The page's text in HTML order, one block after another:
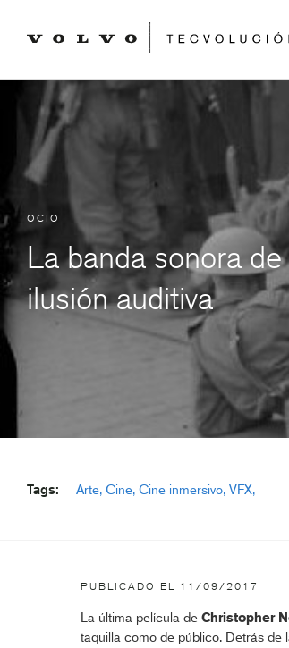
OCIO
La banda sonora
ilusión auditiva
Tags: Arte Cine Cine inmersivo VFX
PUBLICADO EL 11/09/2017
La última película de Christopher
taquilla como de público. Detrás de